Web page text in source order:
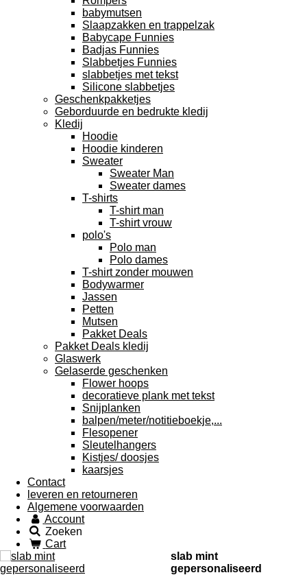
babymutsen
Slaapzakken en trappelzak
Babycape Funnies
Badjas Funnies
Slabbetjes Funnies
slabbetjes met tekst
Silicone slabbetjes
Geschenkpakketjes
Geborduurde en bedrukte kledij
Kledij
Hoodie
Hoodie kinderen
Sweater
Sweater Man
Sweater dames
T-shirts
T-shirt man
T-shirt vrouw
polo's
Polo man
Polo dames
T-shirt zonder mouwen
Bodywarmer
Jassen
Petten
Mutsen
Pakket Deals
Pakket Deals kledij
Glaswerk
Gelaserde geschenken
Flower hoops
decoratieve plank met tekst
Snijplanken
balpen/meter/notitieboekje,...
Flesopener
Sleutelhangers
Kistjes/ doosjes
kaarsjes
Contact
leveren en retourneren
Algemene voorwaarden
Account
Zoeken
Cart
slab mint
gepersonaliseerd